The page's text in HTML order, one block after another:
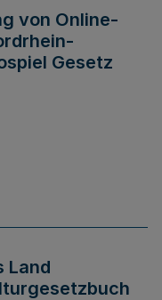
von Online-
Gesetz
Land